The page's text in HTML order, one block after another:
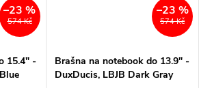
574 Kč
–23 %
15.4" -
574 Kč
–23 %
Brašna na notebook do 13.9" -
DuxDucis, LBJB Dark Gray